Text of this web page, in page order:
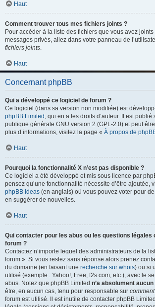
Haut
Comment trouver tous mes fichiers joints ?
Pour accéder à la liste des fichiers que vous avez
messages privés, allez dans votre panneau de
fichiers joints.
Haut
Concernant phpBB
Qui a développé ce logiciel de forum ?
Ce logiciel (dans sa version non modifiée) est
phpBB Limited , qui en a les droits d’auteur. Il est publié
publique générale GNU version 2 (GPL-2.0) et peut
plus d’informations, visitez la page « À propos de
Haut
Pourquoi la fonctionnalité X n’est pas disponible ?
Ce logiciel a été développé et mis sous licence par
pensez qu’une fonctionnalité nécessite d’être ajoutée,
phpBB Ideas (en anglais) où vous pouvez voter pour
en suggérer de nouvelles.
Haut
Qui contacter pour les abus ou les questions légales
forum ?
Contactez n’importe lequel des administrateurs de la
forum ». Si vous restez sans réponse alors prenez
du domaine (en faisant une recherche sur whois) ou si
utilisé (exemple : Yahoo!, Free, f2s.com, etc.), avec le
abus. Notez que phpBB Limited n’a absolument
être, en aucun cas, tenu pour responsable sur comment
forum est utilisé. Il est inutile de contacter phpBB